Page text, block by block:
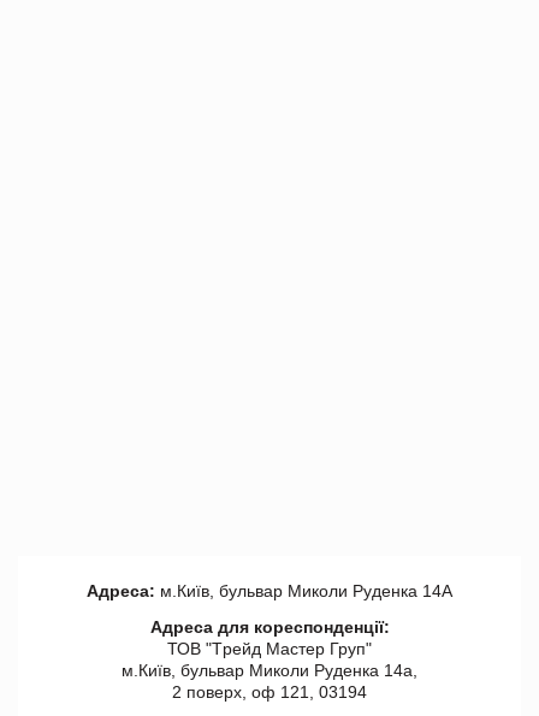
Адреса: м.Київ, бульвар Миколи Руденка 14А
Адреса для кореспонденції:
ТОВ "Tрейд Мастер Груп"
м.Київ, бульвар Миколи Руденка 14а,
2 поверх, оф 121, 03194